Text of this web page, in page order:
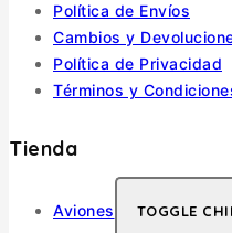
Política de Envíos
Cambios y
Política de Privacidad
Términos y
Tienda
Aviones TOGGLE